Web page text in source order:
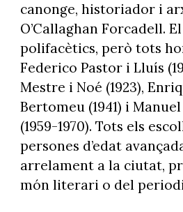
canonge, historiador i
O’Callaghan Forcadell.
polifacètics, però tots
Federico Pastor i Lluís
Mestre i Noé (1923),
Bertomeu (1941) i
(1959-1970). Tots els
persones d’edat
arrelament a la ciutat,
món literari o del